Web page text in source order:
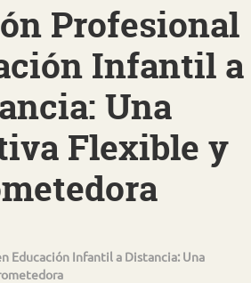
Profesional
Infantil a
Una
Flexible y
Educación Infantil a Distancia: Una